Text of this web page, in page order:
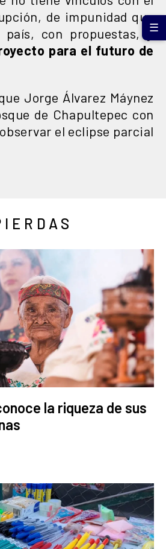
de impunidad que
con propuestas, y
para el futuro de
Jorge Álvarez Máynez
de Chapultepec con
el eclipse parcial
la riqueza de sus
☰